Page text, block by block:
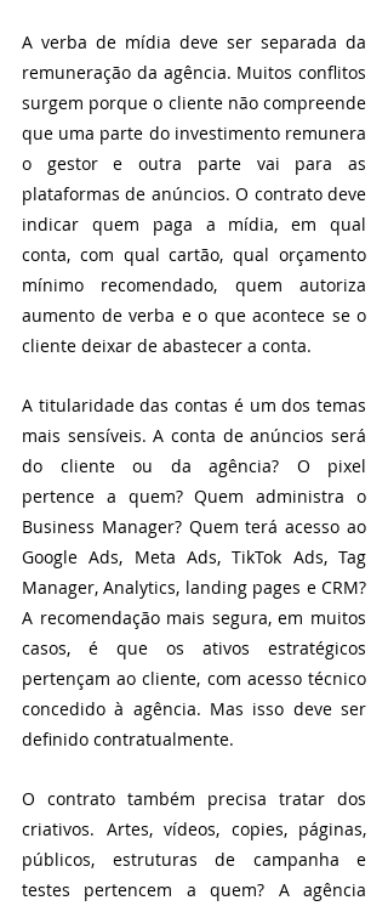
A verba de mídia deve ser separada da
remuneração da agência. Muitos conflitos
surgem porque o cliente não compreende
que uma parte do investimento remunera
o gestor e outra parte vai para as
plataformas de anúncios. O contrato deve
indicar quem paga a mídia, em qual
conta, com qual cartão, qual orçamento
mínimo recomendado, quem autoriza
aumento de verba e o que acontece se o
cliente deixar de abastecer a conta.
A titularidade das contas é um dos temas
mais sensíveis. A conta de anúncios será
do cliente ou da agência? O pixel
pertence a quem? Quem administra o
Business Manager? Quem terá acesso ao
Google Ads, Meta Ads, TikTok Ads, Tag
Manager, Analytics, landing pages e CRM?
A recomendação mais segura, em muitos
casos, é que os ativos estratégicos
pertençam ao cliente, com acesso técnico
concedido à agência. Mas isso deve ser
definido contratualmente.
O contrato também precisa tratar dos
criativos. Artes, vídeos, copies, páginas,
públicos, estruturas de campanha e
testes pertencem a quem? A agência